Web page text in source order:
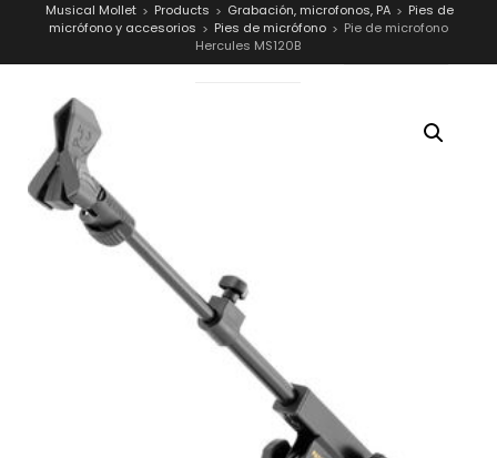
Musical Mollet > Products > Grabación, microfonos, PA > Pies de
micrófono y accesorios > Pies de micrófono > Pie de microfono
Hercules MS120B